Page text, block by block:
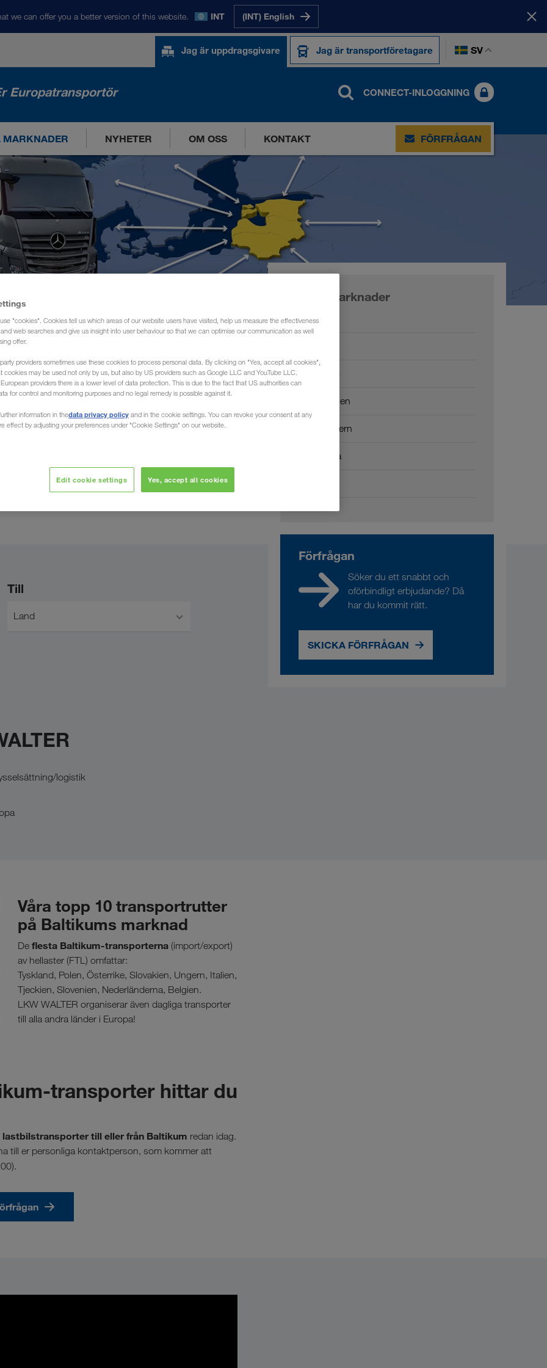
we can offer you a better version of this website. INT (INT) English
Jag är uppdragsgivare Jag är transportföretagare SV
Europatransportör CONNECT-INLOGGNING
MARKNADER NYHETER OM OSS KONTAKT FÖRFRÅGAN
/ till Baltikum
överallt i Estland, Lettland och Litauen. Spedition
(helbilstransporter) från/till hela
erfarenhet av Östeuropa kan vi erbjuda
ert företag spelar ingen roll.
Till
Land
logistik
Våra topp 10 transportrutter
på Baltikums marknad
De flesta Baltikum-transporterna (import/export)
av hellaster (FTL) omfattar:
Tyskland, Polen, Österrike, Slovakien, Ungern, Italien,
Tjeckien, Slovenien, Nederländerna, Belgien.
LKW WALTER organiserar även dagliga transporter
till alla andra länder i Europa!
transporter hittar du
till eller från Baltikum redan idag.
till er personliga kontaktperson, som kommer att
Våra marknader
Europa
Centralasien
Mellanöstern
Nordafrika
Förfrågan
Söker du ett snabbt och
oförbindligt erbjudande? Då
har du kommit rätt.
SKICKA FÖRFRÅGAN
"cookies". Cookies tell us which areas of our website users have visited, help us measure the effectiveness
web searches and give us insight into user behaviour so that we can optimise our communication as well
offer.
providers sometimes use these cookies to process personal data. By clicking on "Yes, accept all cookies",
cookies may be used not only by us, but also by US providers such as Google LLC and YouTube LLC.
providers there is a lower level of data protection. This is due to the fact that US authorities can
for control and monitoring purposes and no legal remedy is possible against it.
information in thedata privacy policy and in the cookie settings. You can revoke your consent at any
effect by adjusting your preferences under "Cookie Settings" on our website.
Edit cookie settings Yes, accept all cookies